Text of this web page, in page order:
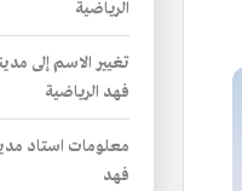
الرياضية
تغيير الاسم إلى
فهد الرياضية
معلومات استاد
فهد